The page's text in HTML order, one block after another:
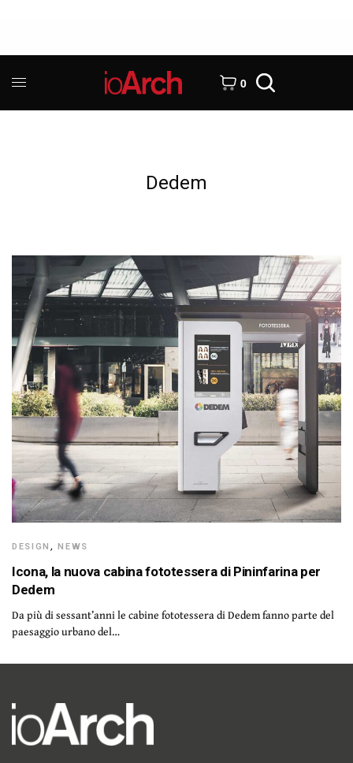
0
Dedem
DESIGN ,NEWS
Icona, la nuova cabina fototessera di Pininfarina per
Dedem
Da più di sessant’anni le cabine fototessera di Dedem fanno parte del
paesaggio urbano del…